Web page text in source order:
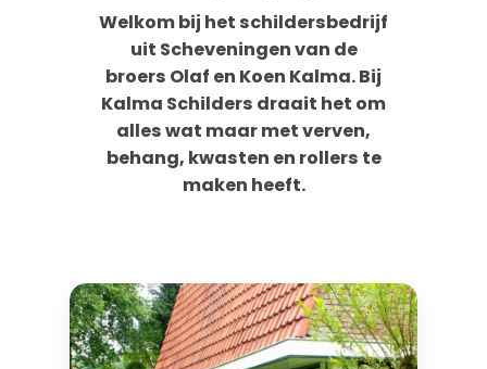
Welkom bij het schildersbedrijf
uit Scheveningen van de
broers Olaf en Koen Kalma. Bij
Kalma Schilders draait het om
alles wat maar met verven,
behang, kwasten en rollers te
maken heeft.